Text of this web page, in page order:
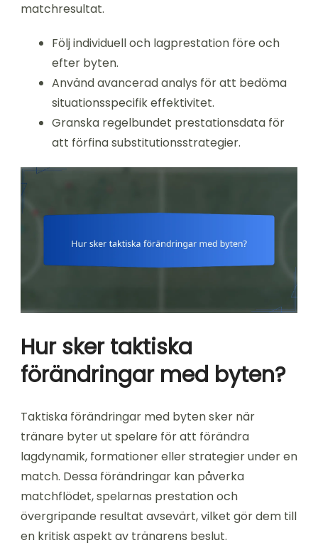
matchresultat.
Följ individuell och lagprestation före och
efter byten.
Använd avancerad analys för att bedöma
situationsspecifik effektivitet.
Granska regelbundet prestationsdata för
att förfina substitutionsstrategier.
Hur sker taktiska
förändringar med byten?
Taktiska förändringar med byten sker när
tränare byter ut spelare för att förändra
lagdynamik, formationer eller strategier under en
match. Dessa förändringar kan påverka
matchflödet, spelarnas prestation och
övergripande resultat avsevärt, vilket gör dem till
en kritisk aspekt av tränarens beslut.